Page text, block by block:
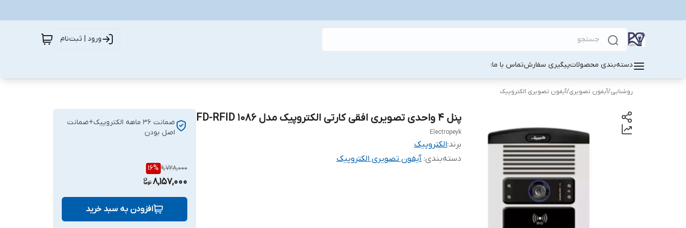
ورود | ثبت‌نام
دسته‌بندی محصولاتپیگیری سفارشتماس با ما:
روشنایی/آیفون تصویری/آیفون تصویری الکتروپیک
پنل ۴ واحدی تصویری افقی کارتی الکتروپیک مدل ۱۰۸۶ FD-RFID
Electropeyk
برند:الکتروپیک
دسته‌بندی: آیفون تصویری الکتروپیک
ضمانت ۳۶ ماهه الکتروپیک+ضمانت
اصل بودن
9,728,000
16%
8,157,000
افزودن به سبد خرید